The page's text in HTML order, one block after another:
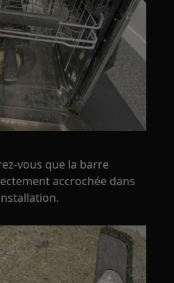
vous que la barre
accrochée dans